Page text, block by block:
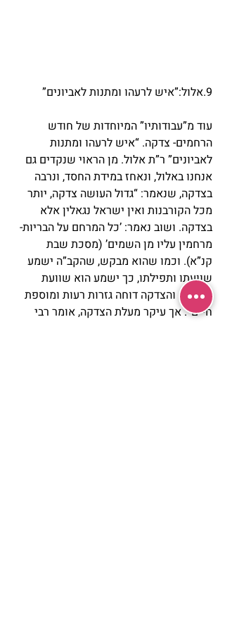
9.אלול:”איש לרעהו ומתנות לאביונים”
עוד מ”עבודותיו” המיוחדות של חודש
הרחמים- צדקה. “איש לרעהו ומתנות
לאביונים” ר”ת אלול. מן הראוי שנקדים גם
אנחנו באלול, ונאחז במידת החסד, ונרבה
בצדקה, שנאמר: “גדול העושה צדקה, יותר
מכל הקורבנות ואין ישראל נגאלין אלא
בצדקה. ושוב נאמר: ’כל המרחם על הבריות-
מרחמין עליו מן השמים’ (מסכת שבת
קנ”א). וכמו שהוא מבקש, שהקב”ה ישמע
שוועתו ותפילתו, כך ישמע הוא שוועת
העניים. והצדקה דוחה גזרות רעות ומוספת
חיים”. אך עיקר מעלת הצדקה, אומר רבי